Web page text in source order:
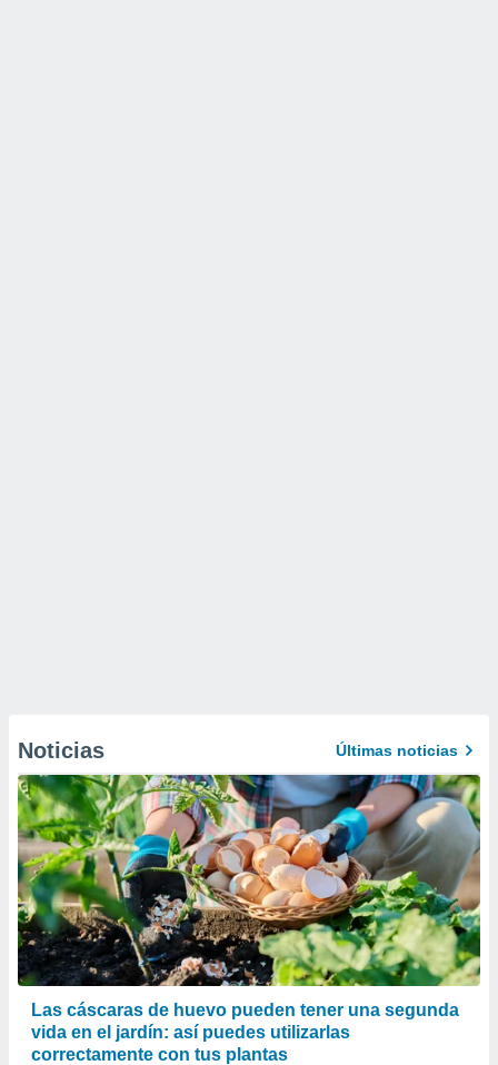
Noticias Últimas noticias
Las cáscaras de huevo pueden tener una segunda
vida en el jardín: así puedes utilizarlas
correctamente con tus plantas